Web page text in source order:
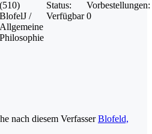
(510)
BlofelJ /
Allgemeine
Philosophie
Status:
Verfügbar
Vorbestellungen:
0
nach diesem Verfasser Blofeld,